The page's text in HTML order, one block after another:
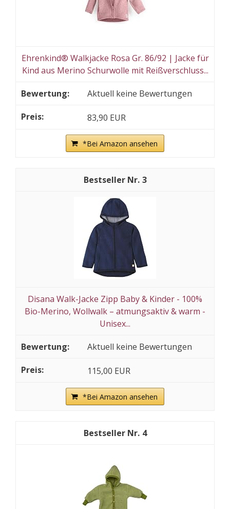
Ehrenkind® Walkjacke Rosa Gr. 86/92 | Jacke für
Kind aus Merino Schurwolle mit Reißverschluss...
Aktuell keine Bewertungen
83,90 EUR
*Bei Amazon ansehen
3
Disana Walk-Jacke Zipp Baby & Kinder - 100%
Bio-Merino, Wollwalk – atmungsaktiv & warm -
Unisex...
Aktuell keine Bewertungen
115,00 EUR
*Bei Amazon ansehen
4